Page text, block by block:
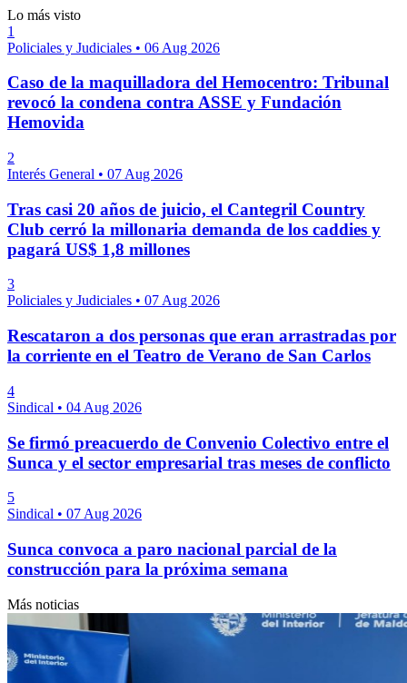
Lo más visto
1
Policiales y Judiciales • 06 Aug 2026
Caso de la maquilladora del Hemocentro: Tribunal
revocó la condena contra ASSE y Fundación
Hemovida
2
Interés General • 07 Aug 2026
Tras casi 20 años de juicio, el Cantegril Country
Club cerró la millonaria demanda de los caddies y
pagará US$ 1,8 millones
3
Policiales y Judiciales • 07 Aug 2026
Rescataron a dos personas que eran arrastradas por
la corriente en el Teatro de Verano de San Carlos
4
Sindical • 04 Aug 2026
Se firmó preacuerdo de Convenio Colectivo entre el
Sunca y el sector empresarial tras meses de conflicto
5
Sindical • 07 Aug 2026
Sunca convoca a paro nacional parcial de la
construcción para la próxima semana
Más noticias